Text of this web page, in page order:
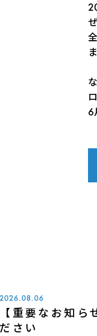
6
2026.08.06
【重要なお知
ださい